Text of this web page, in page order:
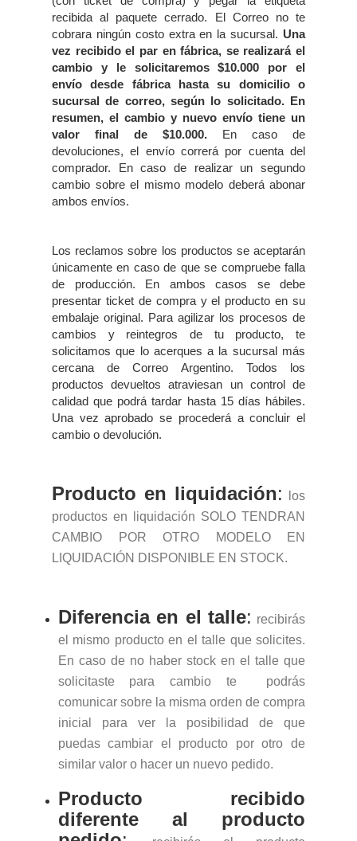
recibida al paquete cerrado. El Correo no te
cobrara ningún costo extra en la sucursal. Una
vez recibido el par en fábrica, se realizará el
cambio y le solicitaremos $10.000 por el
envío desde fábrica hasta su domicilio o
sucursal de correo, según lo solicitado. En
resumen, el cambio y nuevo envío tiene un
valor final de $10.000. En caso de
devoluciones, el envío correrá por cuenta del
comprador. En caso de realizar un segundo
cambio sobre el mismo modelo deberá abonar
ambos envíos.
Los reclamos sobre los productos se aceptarán
únicamente en caso de que se compruebe falla
de producción. En ambos casos se debe
presentar ticket de compra y el producto en su
embalaje original. Para agilizar los procesos de
cambios y reintegros de tu producto, te
solicitamos que lo acerques a la sucursal más
cercana de Correo Argentino. Todos los
productos devueltos atraviesan un control de
calidad que podrá tardar hasta 15 días hábiles.
Una vez aprobado se procederá a concluir el
cambio o devolución.
Producto en liquidación:
los
productos en liquidación SOLO TENDRAN
CAMBIO POR OTRO MODELO EN
LIQUIDACIÓN DISPONIBLE EN STOCK.
Diferencia en el talle: recibirás
el mismo producto en el talle que solicites.
En caso de no haber stock en el talle que
solicitaste para cambio te podrás
comunicar sobre la misma orden de compra
inicial para ver la posibilidad de que
puedas cambiar el producto por otro de
similar valor o hacer un nuevo pedido.
Producto recibido
diferente al producto